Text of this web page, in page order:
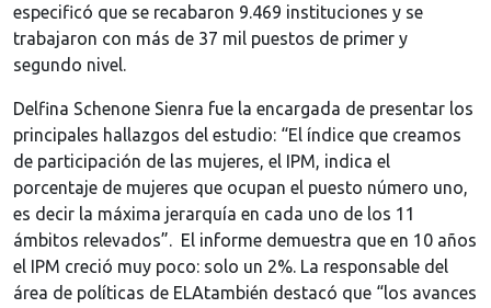
especificó que se recabaron 9.469 instituciones y se
trabajaron con más de 37 mil puestos de primer y
segundo nivel.
Delfina Schenone Sienra fue la encargada de presentar los
principales hallazgos del estudio: “El índice que creamos
de participación de las mujeres, el IPM, indica el
porcentaje de mujeres que ocupan el puesto número uno,
es decir la máxima jerarquía en cada uno de los 11
ámbitos relevados”. El informe demuestra que en 10 años
el IPM creció muy poco: solo un 2%. La responsable del
área de políticas de ELAtambién destacó que “los avances